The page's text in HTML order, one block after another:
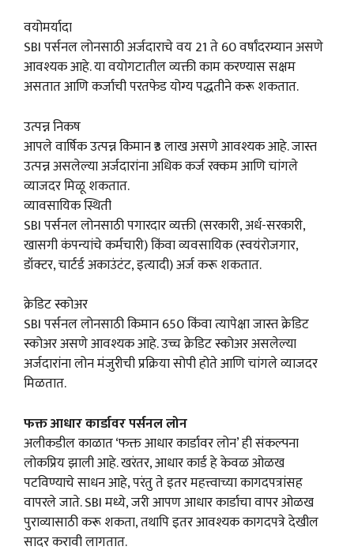
वयोमर्यादा
SBI पर्सनल लोनसाठी अर्जदाराचे वय 21 ते 60 वर्षांदरम्यान असणे
आवश्यक आहे. या वयोगटातील व्यक्ती काम करण्यास सक्षम
असतात आणि कर्जाची परतफेड योग्य पद्धतीने करू शकतात.
उत्पन्न निकष
आपले वार्षिक उत्पन्न किमान ₹3 लाख असणे आवश्यक आहे. जास्त
उत्पन्न असलेल्या अर्जदारांना अधिक कर्ज रक्कम आणि चांगले
व्याजदर मिळू शकतात.
व्यावसायिक स्थिती
SBI पर्सनल लोनसाठी पगारदार व्यक्ती (सरकारी, अर्ध-सरकारी,
खासगी कंपन्यांचे कर्मचारी) किंवा व्यवसायिक (स्वयंरोजगार,
डॉक्टर, चार्टर्ड अकाउंटंट, इत्यादी) अर्ज करू शकतात.
क्रेडिट स्कोअर
SBI पर्सनल लोनसाठी किमान 650 किंवा त्यापेक्षा जास्त क्रेडिट
स्कोअर असणे आवश्यक आहे. उच्च क्रेडिट स्कोअर असलेल्या
अर्जदारांना लोन मंजुरीची प्रक्रिया सोपी होते आणि चांगले व्याजदर
मिळतात.
फक्त आधार कार्डावर पर्सनल लोन
अलीकडील काळात ‘फक्त आधार कार्डावर लोन’ ही संकल्पना
लोकप्रिय झाली आहे. खरंतर, आधार कार्ड हे केवळ ओळख
पटविण्याचे साधन आहे, परंतु ते इतर महत्त्वाच्या कागदपत्रांसह
वापरले जाते. SBI मध्ये, जरी आपण आधार कार्डाचा वापर ओळख
पुराव्यासाठी करू शकता, तथापि इतर आवश्यक कागदपत्रे देखील
सादर करावी लागतात.